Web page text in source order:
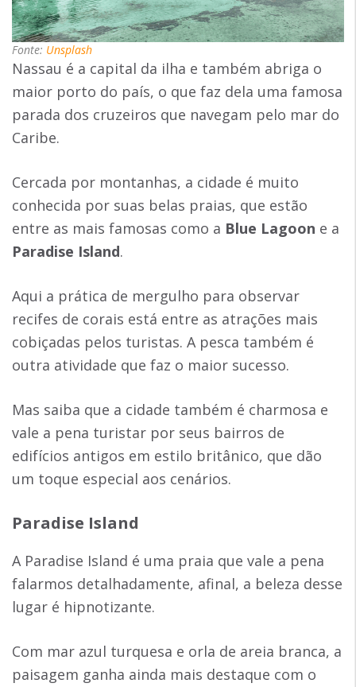
Fonte: Unsplash
Nassau é a capital da ilha e também abriga o
maior porto do país, o que faz dela uma famosa
parada dos cruzeiros que navegam pelo mar do
Caribe.
Cercada por montanhas, a cidade é muito
conhecida por suas belas praias, que estão
entre as mais famosas como a Blue Lagoon e a
Paradise Island.
Aqui a prática de mergulho para observar
recifes de corais está entre as atrações mais
cobiçadas pelos turistas. A pesca também é
outra atividade que faz o maior sucesso.
Mas saiba que a cidade também é charmosa e
vale a pena turistar por seus bairros de
edifícios antigos em estilo britânico, que dão
um toque especial aos cenários.
Paradise Island
A Paradise Island é uma praia que vale a pena
falarmos detalhadamente, afinal, a beleza desse
lugar é hipnotizante.
Com mar azul turquesa e orla de areia branca, a
paisagem ganha ainda mais destaque com o